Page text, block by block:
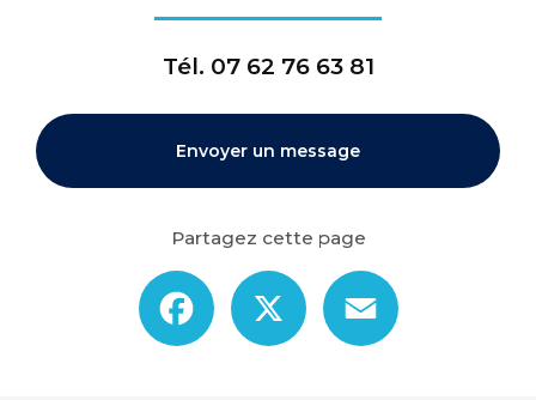
Tél. 07 62 76 63 81
Envoyer un message
Partagez cette page
Facebook